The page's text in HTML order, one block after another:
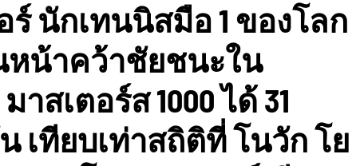
นักเทนนิสมือ 1 ของโลก
หน้าคว้าชัยชนะใน
าสเตอร์ส 1000 ได้ 31
เทียบเท่าสถิติที่ โนวัก โย